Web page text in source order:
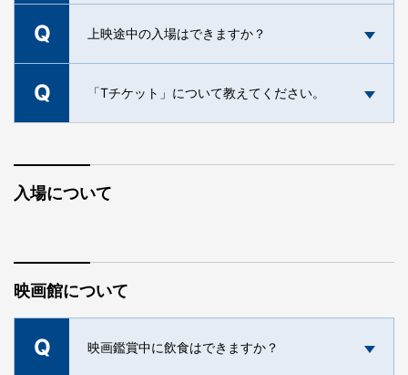
j.com/）、ムービーウォーカーストア
（https://store.moviewalker.jp/
）等のプレイガイ
A
方は、終映時間が19:00を越える上映回は、保護者
同伴でないと入場できません。
A
当劇場は定員入替制となります。各スクリーンの
Q 上映途中の入場はできますか？
A
ご入場頂けます。ただし、入替制となりますの
Q 「Tチケット」について教えてください。
A
ちら
入場について
映画館について
Q 映画鑑賞中に飲食はできますか？